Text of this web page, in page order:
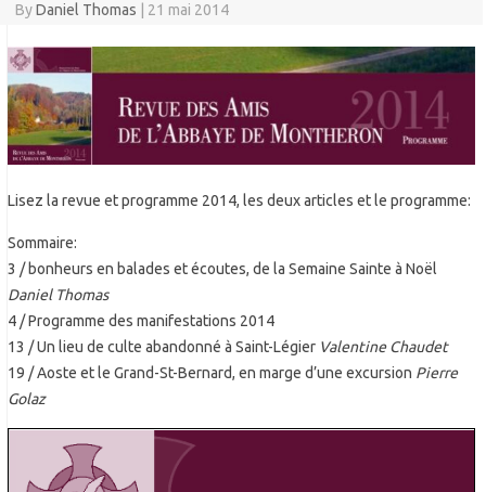
ByDaniel Thomas 21 mai 2014
Lisez la revue et programme 2014, les deux articles et le programme:
Sommaire:
3 / bonheurs en balades et écoutes, de la Semaine Sainte à Noël
Daniel Thomas
4 / Programme des manifestations 2014
13 / Un lieu de culte abandonné à Saint-Légier Valentine Chaudet
19 / Aoste et le Grand-St-Bernard, en marge d’une excursion Pierre
Golaz